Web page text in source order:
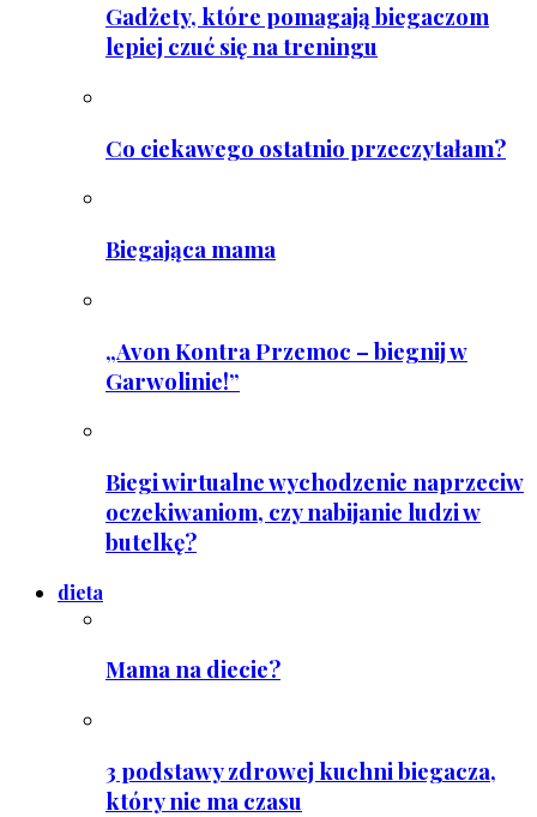
Gadżety, które pomagają biegaczom
lepiej czuć się na treningu
Co ciekawego ostatnio przeczytałam?
Biegająca mama
„Avon Kontra Przemoc – biegnij w
Garwolinie!”
Biegi wirtualne wychodzenie naprzeciw
oczekiwaniom, czy nabijanie ludzi w
butelkę?
dieta
Mama na diecie?
3 podstawy zdrowej kuchni biegacza,
który nie ma czasu